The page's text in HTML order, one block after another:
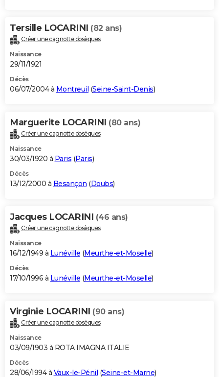
Tersille LOCARINI (82 ans)
Créer une cagnotte obsèques
Naissance
29/11/1921
Décès
06/07/2004 à Montreuil (Seine-Saint-Denis)
Marguerite LOCARINI (80 ans)
Créer une cagnotte obsèques
Naissance
30/03/1920 à Paris (Paris)
Décès
13/12/2000 à Besançon (Doubs)
Jacques LOCARINI (46 ans)
Créer une cagnotte obsèques
Naissance
16/12/1949 à Lunéville (Meurthe-et-Moselle)
Décès
17/10/1996 à Lunéville (Meurthe-et-Moselle)
Virginie LOCARINI (90 ans)
Créer une cagnotte obsèques
Naissance
03/09/1903 à ROTA IMAGNA ITALIE
Décès
28/06/1994 à Vaux-le-Pénil (Seine-et-Marne)